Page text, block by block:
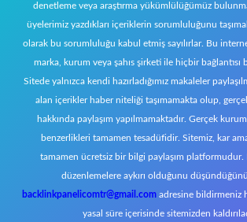
denetleme veya araştırma yükümlülüğümüz
üyelerimiz yazdıkları içeriklerin sorumluluğunu
olarak bu sorumluluğu kabul etmiş sayılırlar. Bu
marka, kurum veya şahıs şirketi ile hiçbir bağlantısı
Sitede yalnızca kendi hazırladığımız makaleler
alan içerikler haber niteliği taşımamakta olup,
hakkında paylaşım yapılmamaktadır. Gerçek
benzerlikleri tamamen tesadüfidir. Sitemiz, kar
tamamen ücretsiz bir bilgi paylaşım platformudur.
düzenlemelere aykırı olduğunu
backlinkpanelicomtr@gmail.com adresine bildirmeniz
yasal süre içerisinde sitemizden